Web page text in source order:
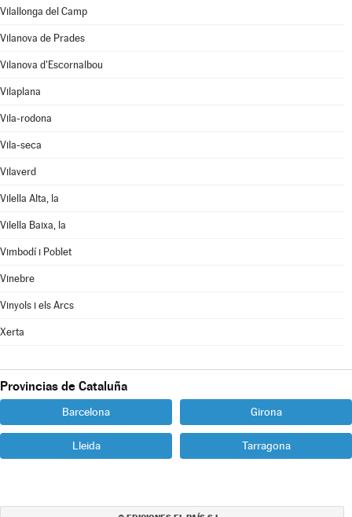
Vilallonga del Camp
Vilanova de Prades
Vilanova d'Escornalbou
Vilaplana
Vila-rodona
Vila-seca
Vilaverd
Vilella Alta, la
Vilella Baixa, la
Vimbodí i Poblet
Vinebre
Vinyols i els Arcs
Xerta
Provincias de Cataluña
Barcelona Girona
Lleida Tarragona